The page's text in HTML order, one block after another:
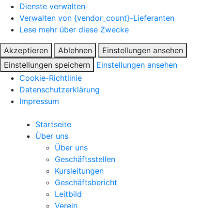
Dienste verwalten
Verwalten von {vendor_count}-Lieferanten
Lese mehr über diese Zwecke
Akzeptieren Ablehnen
Einstellungen ansehen
Einstellungen speichern
Einstellungen ansehen
Cookie-Richtlinie
Datenschutzerklärung
Impressum
Startseite
Über uns
Über uns
Geschäftsstellen
Kursleitungen
Geschäftsbericht
Leitbild
Verein